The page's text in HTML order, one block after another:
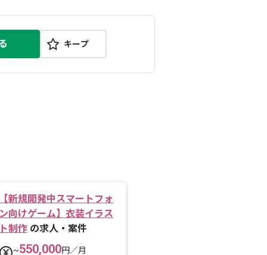
キープ
新規開発中スマートフォ
向けゲーム】衣装イラス
制作 の求人・案件
~550,000円／月